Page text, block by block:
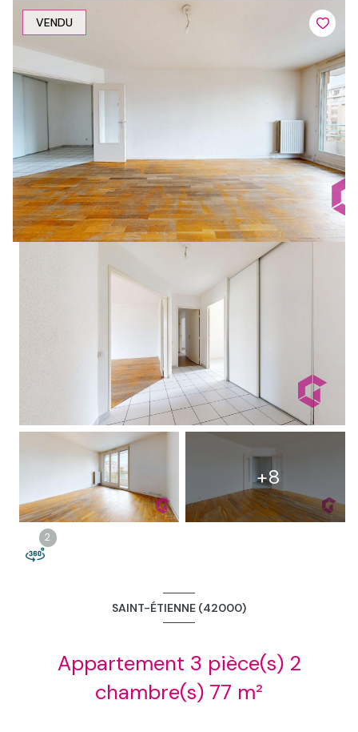
VENDU
+8
2
2
SAINT-ÉTIENNE (42000)
Appartement 3 pièce(s) 2
chambre(s) 77 m²